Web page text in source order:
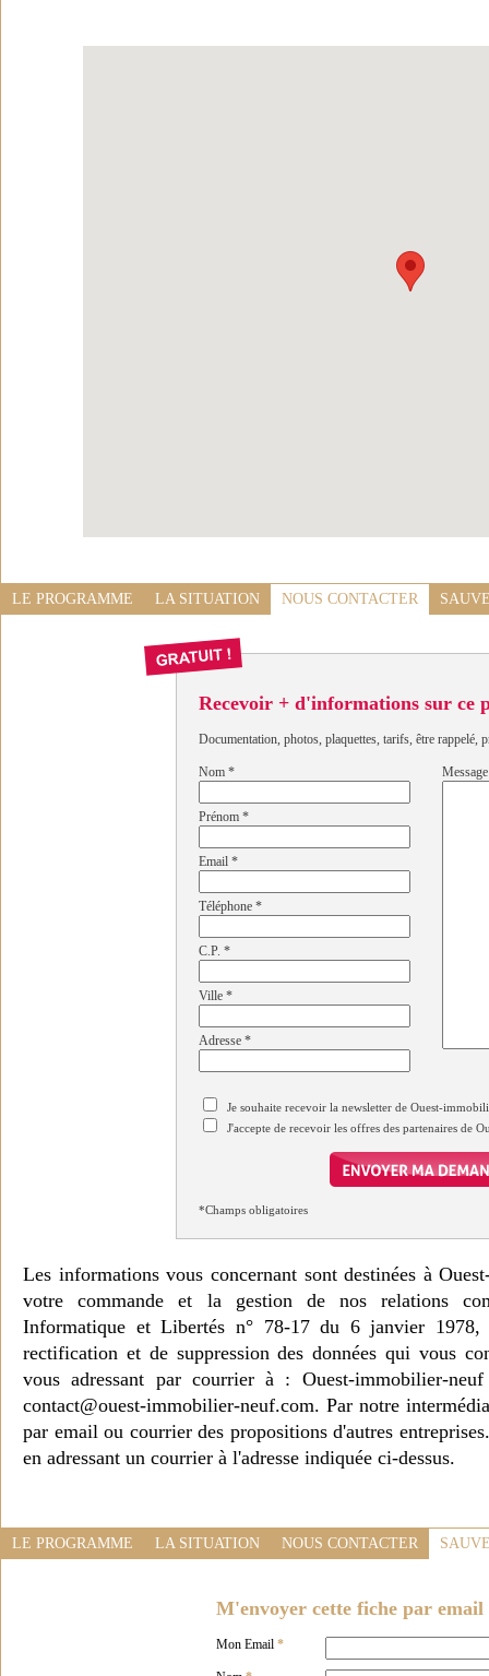
LE PROGRAMME LA SITUATION NOUS CONTACTER
Recevoir + d'informations sur ce
Documentation, photos, plaquettes, tarifs, être rappelé,
Nom *
Prénom *
Email *
Téléphone *
C.P. *
Ville *
Adresse *
Message
Je souhaite recevoir la newsletter de Ouest-
J'accepte de recevoir les offres des partenaires de
*Champs obligatoires
Les informations vous concernant sont destinées à
votre commande et la gestion de nos relations
Informatique et Libertés n° 78-17 du 6 janvier 1978,
rectification et de suppression des données qui vous
vous adressant par courrier à : Ouest-immobilier-
contact@ouest-immobilier-neuf.com. Par notre
par email ou courrier des propositions d'autres
en adressant un courrier à l'adresse indiquée ci-dessus.
LE PROGRAMME LA SITUATION NOUS CONTACTER
M'envoyer cette fiche par email
Mon Email *